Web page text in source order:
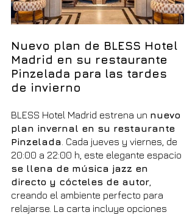
Nuevo plan de BLESS Hotel
Madrid en su restaurante
Pinzelada para las tardes
de invierno
BLESS Hotel Madrid estrena un nuevo
plan invernal en su restaurante
Pinzelada . Cada jueves y viernes, de
20:00 a 22:00 h, este elegante espacio
se llena de música jazz en
directo y cócteles de autor
creando el ambiente perfecto para
relajarse. La carta incluye opciones